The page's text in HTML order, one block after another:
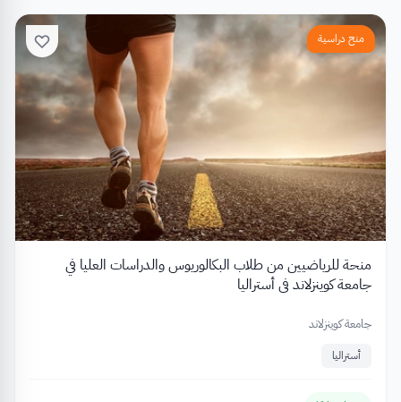
منح دراسية
منحة للرياضيين من طلاب البكالوريوس والدراسات العليا في
جامعة كوينزلاند في أستراليا
جامعة كوينزلاند
أستراليا